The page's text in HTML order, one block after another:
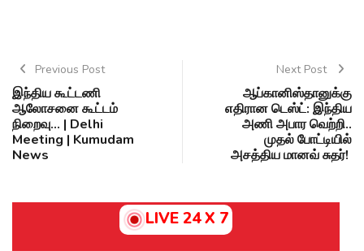
Previous Post
இந்திய கூட்டணி
ஆலோசனை கூட்டம்
நிறைவு... | Delhi
Meeting | Kumudam
News
Next Post
ஆப்கானிஸ்தானுக்கு
எதிரான டெஸ்ட்: இந்திய
அணி அபார வெற்றி..
முதல் போட்டியில்
அசத்திய மானவ் சுதர்!
LIVE 24 X 7